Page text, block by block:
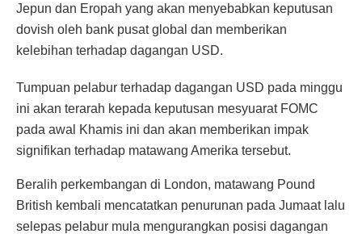
Jepun dan Eropah yang akan menyebabkan keputusan
dovish oleh bank pusat global dan memberikan
kelebihan terhadap dagangan USD.
Tumpuan pelabur terhadap dagangan USD pada minggu
ini akan terarah kepada keputusan mesyuarat FOMC
pada awal Khamis ini dan akan memberikan impak
signifikan terhadap matawang Amerika tersebut.
Beralih perkembangan di London, matawang Pound
British kembali mencatatkan penurunan pada Jumaat lalu
selepas pelabur mula mengurangkan posisi dagangan